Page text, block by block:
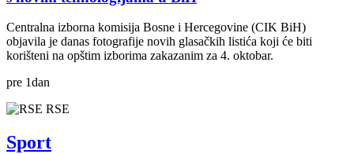
Centralna izborna komisija Bosne i Hercegovine (CIK BiH)
objavila je danas fotografije novih glasačkih listića koji će biti
korišteni na opštim izborima zakazanim za 4. oktobar.
pre 1dan
RSE
Sport